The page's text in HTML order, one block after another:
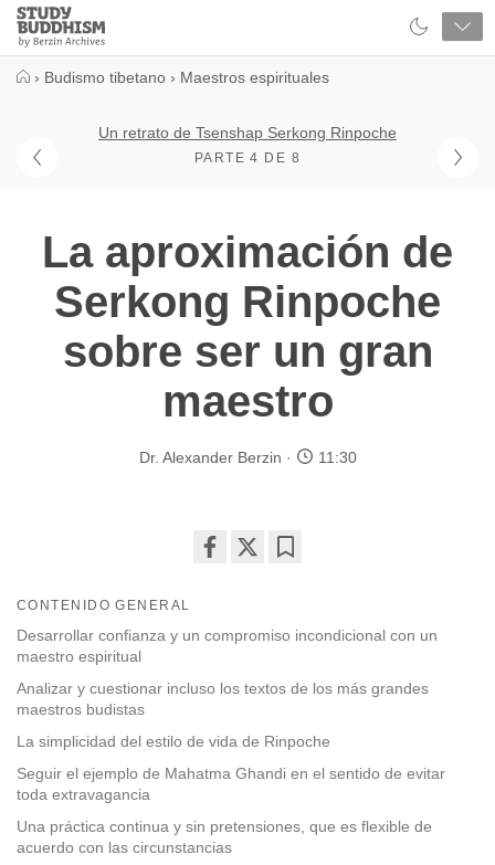
Close
Study
Buddhism
› Budismo tibetano › Maestros espirituales
Un retrato de Tsenshap Serkong Rinpoche
PARTE 4 DE 8
La aproximación de
Serkong Rinpoche
sobre ser un gran
maestro
Dr. Alexander Berzin 11:30
CONTENIDO GENERAL
Desarrollar confianza y un compromiso incondicional con un
maestro espiritual
Analizar y cuestionar incluso los textos de los más grandes
maestros budistas
La simplicidad del estilo de vida de Rinpoche
Seguir el ejemplo de Mahatma Ghandi en el sentido de evitar
toda extravagancia
Una práctica continua y sin pretensiones, que es flexible de
acuerdo con las circunstancias